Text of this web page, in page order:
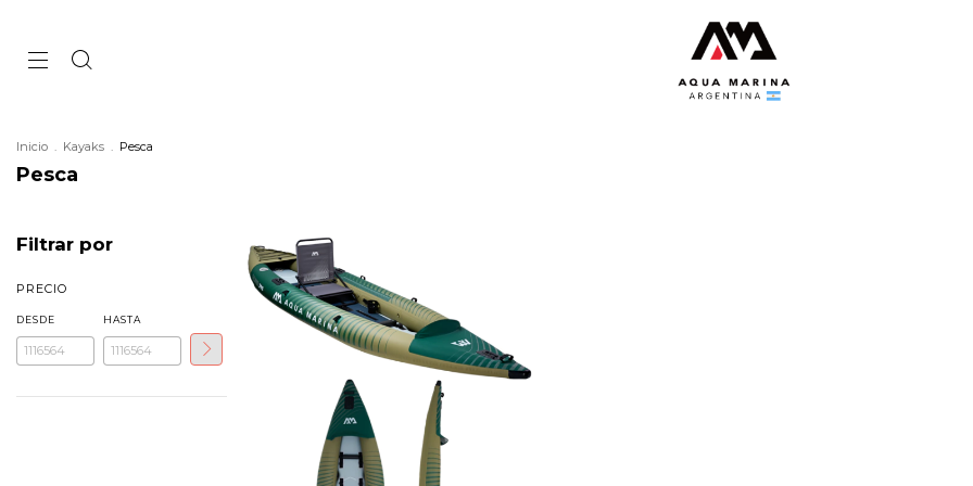
Inicio . Kayaks . Pesca
Pesca
Filtrar por
PRECIO
DESDE HASTA